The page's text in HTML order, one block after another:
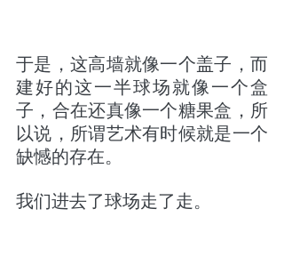
于是，这高墙就像一个盖子，而
建好的这一半球场就像一个盒
子，合在还真像一个糖果盒，所
以说，所谓艺术有时候就是一个
缺憾的存在。
我们进去了球场走了走。